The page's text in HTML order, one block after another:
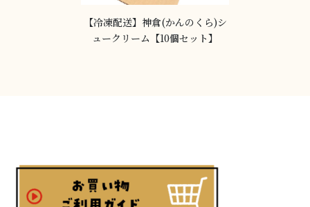
【冷凍配送】神倉(かんのくら)シ
ュークリーム【10個セット】